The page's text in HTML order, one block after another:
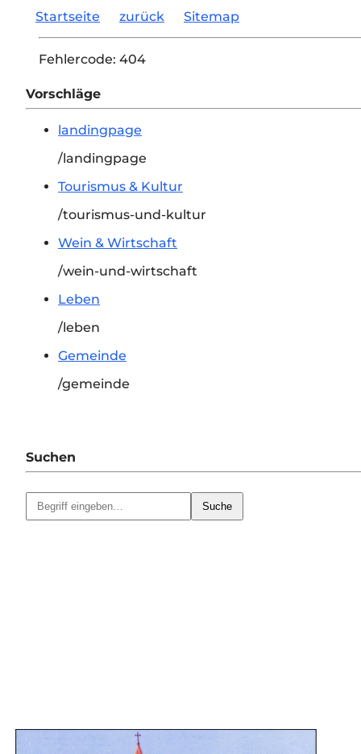
Startseite zurück Sitemap
Fehlercode: 404
Vorschläge
landingpage
/landingpage
Tourismus & Kultur
/tourismus-und-kultur
Wein & Wirtschaft
/wein-und-wirtschaft
Leben
/leben
Gemeinde
/gemeinde
Suchen
Suche